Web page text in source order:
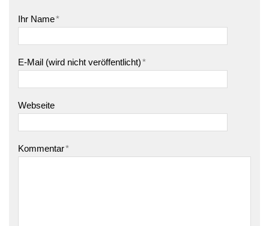
Ihr Name*
E-Mail (wird nicht veröffentlicht)*
Webseite
Kommentar*